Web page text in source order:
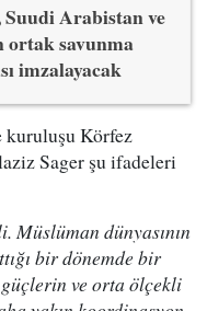
Arabistan ve
ortak savunma
imzalayacak
kuruluşu Körfez
Sager şu ifadeleri
Müslüman dünyasının
bir dönemde bir
ve orta ölçekli